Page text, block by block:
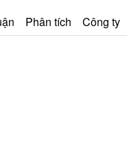
Phân tích Công ty